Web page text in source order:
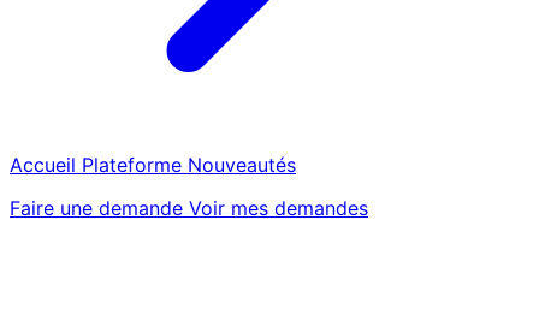
Accueil Plateforme Nouveautés
Faire une demande Voir mes demandes